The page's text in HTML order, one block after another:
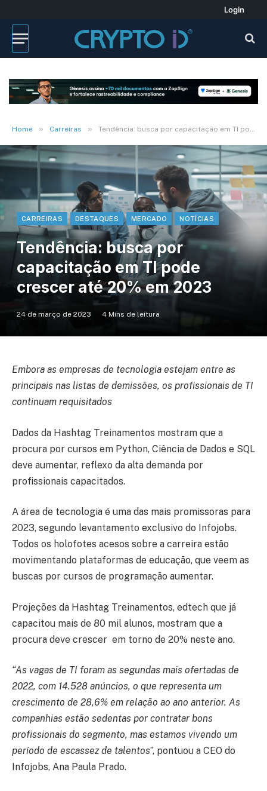
Login
Home » Carreiras » Tendência: busca por capacitação em TI pode crescer até 20% em 2023
CARREIRAS DESTAQUES MERCADO NOTÍCIAS
Tendência: busca por
capacitação em TI pode
crescer até 20% em 2023
24 de março de 2023 4 Mins de leitura
Embora as empresas de tecnologia estejam entre as
principais nas listas de demissões, os profissionais de TI
continuam requisitados
Dados da Hashtag Treinamentos mostram que a
procura por cursos em Python, Ciência de Dados e SQL
deve aumentar, reflexo da alta demanda por
profissionais capacitados.
A área de tecnologia é uma das mais promissoras para
2023, segundo levantamento exclusivo do Infojobs.
Todos os holofotes acesos sobre a carreira estão
movimentando plataformas de educação, que veem as
buscas por cursos de programação aumentar.
Projeções da Hashtag Treinamentos, edtech que já
capacitou mais de 80 mil alunos, mostram que a
procura deve crescer em torno de 20% neste ano.
“As vagas de TI foram as segundas mais ofertadas de
2022, com 14.528 anúncios, o que representa um
crescimento de 28,6% em relação ao ano anterior. As
companhias estão sedentas por contratar bons
profissionais do segmento, mas estamos vivendo um
período de escassez de talentos”, pontuou a CEO do
Infojobs, Ana Paula Prado.